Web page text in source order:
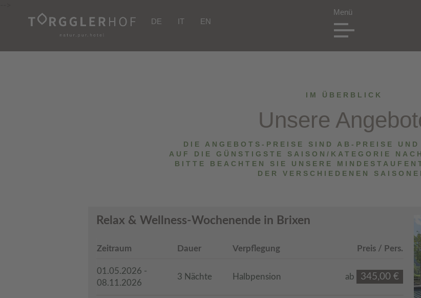
DE IT EN
IM ÜBERBLICK
Unsere
DIE ANGEBOTS-PREISE SIND AB-PREISE
AUF DIE GÜNSTIGSTE SAISON/KATEGORIE
BITTE BEACHTEN SIE UNSERE
DER VERSCHIEDENEN
Relax & Wellness-Wochenende in Brixen
Zeitraum Dauer Verpflegung Preis / Pers.
01.05.2026 -
08.11.2026
3 Nächte Halbpension ab 345,00 €